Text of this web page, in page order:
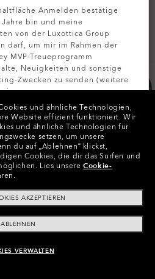
HINZUFÜGEN
und ähnliche Technologien,
Website effizient funktioniert. Wir
und ähnliche Technologien für
setzen, um unsere
du auf „Ablehnen“ klickst,
Cookies, die dir das Surfen und
Lies unsereCookie-
AKZEPTIEREN
ABLEHNEN
VERWALTEN
Anmelden bestätige
bin und meine
von der Luxottica Group
darf, um mir im Rahmen der
MVP-Treueprogramm
Neuigkeiten und sonstige
Zwecken zu senden (weitere
in unserer
).